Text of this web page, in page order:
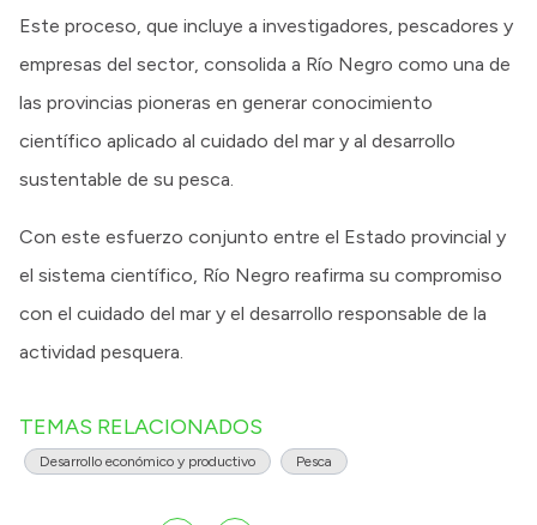
Este proceso, que incluye a investigadores, pescadores y
empresas del sector, consolida a Río Negro como una de
las provincias pioneras en generar conocimiento
científico aplicado al cuidado del mar y al desarrollo
sustentable de su pesca.
Con este esfuerzo conjunto entre el Estado provincial y
el sistema científico, Río Negro reafirma su compromiso
con el cuidado del mar y el desarrollo responsable de la
actividad pesquera.
TEMAS RELACIONADOS
Desarrollo económico y productivo Pesca